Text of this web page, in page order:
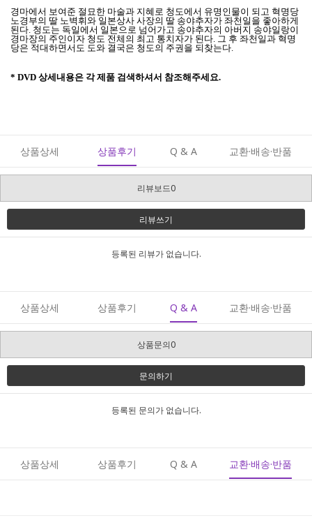
경마에서 보여준 절묘한 마술과 지혜로 청도에서 유명인물이 되고 혁명당
노경부의 딸 노벽휘와 일본상사 사장의 딸 송야추자가 좌천일을 좋아하게
된다. 청도는 독일에서 일본으로 넘어가고 송야추자의 아버지 송야일랑이
경마장의 주인이자 청도 전체의 최고 통치자가 된다. 그 후 좌천일과 혁명
당은 적대하면서도 도와 결국은 청도의 주권을 되찾는다.
* DVD 상세내용은 각 제품 검색하셔서 참조해주세요.
상품상세 상품후기 Q & A 교환·배송·반품
리뷰보드0
리뷰쓰기
등록된 리뷰가 없습니다.
상품상세 상품후기 Q & A 교환·배송·반품
상품문의0
문의하기
등록된 문의가 없습니다.
상품상세 상품후기 Q & A 교환·배송·반품